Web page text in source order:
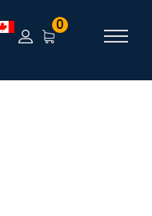
0